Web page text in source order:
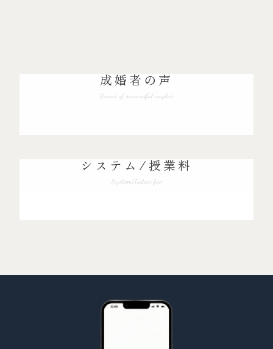
成婚者の声
Voices of successful couples
システム/授業料
System/Tuition fee